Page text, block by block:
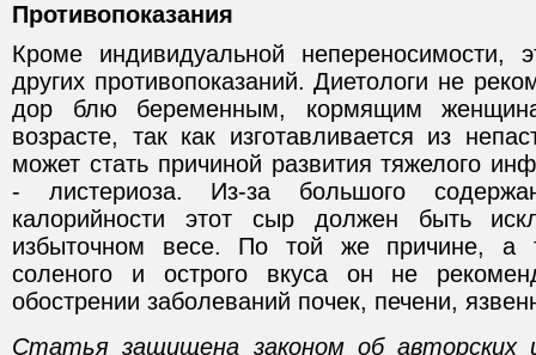
Противопоказания
Кроме индивидуальной непереносимости,
других противопоказаний. Диетологи не
дор блю беременным, кормящим
возрасте, так как изготавливается из
может стать причиной развития тяжелого
- листериоза. Из-за большого
калорийности этот сыр должен быть
избыточном весе. По той же причине, а
соленого и острого вкуса он не
обострении заболеваний почек, печени,
Статья защищена законом об авторских